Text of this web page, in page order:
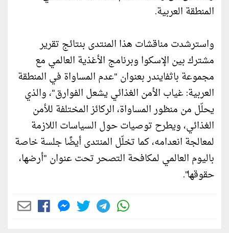
المنطقة العربية.
واسترشدت مناقشات هذا المنتدى بنتائج تقرير
مشترك بين الإسكوا وبرنامج الأغذية العالمي مع
مجموعة باثفايندر بعنوان "عدم المساواة في المنطقة
العربية: غياب الأمن الغذائي يشعل الفوارق"، والذي
يحلّل من منظور المساواة، الركائز المختلفة للأمن
الغذائي، ويطرح توصيات حول السياسات اللازمة
لمعالجة انعدامه، كما تخلّل المنتدى أيضًا جلسة خاصة
باليوم العالمي لمكافحة التصحر تحت عنوان "أرضها،
حقوقها".